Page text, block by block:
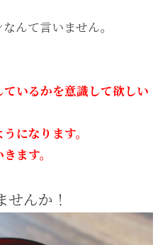
んて言いません。
いるかを意識して欲しい
になります。
ます。
んか！